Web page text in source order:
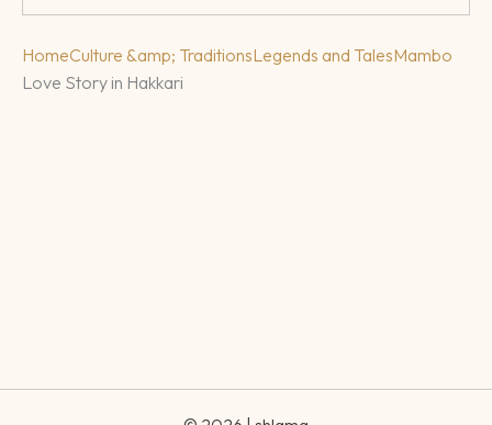
HomeCulture &amp; TraditionsLegends and TalesMambo
Love Story in Hakkari